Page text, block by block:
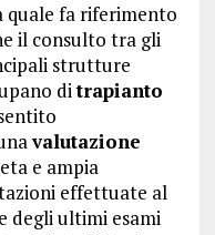
quale fa riferimento
il consulto tra gli
strutture
ditrapianto
valutazione
e ampia
effettuate al
degli ultimi esami